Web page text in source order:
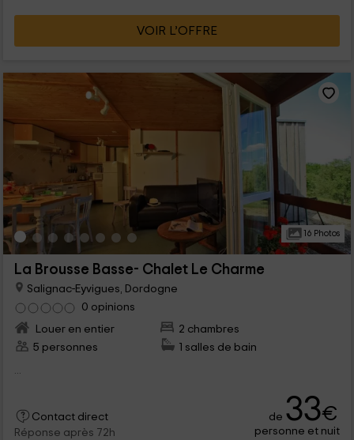
VOIR L’OFFRE
16 Photos
La Brousse Basse- Chalet Le Charme
Salignac-Eyvigues, Dordogne
0 opinions
Louer en entier
2 chambres
5 personnes
1 salles de bain
...
Contact direct
Réponse après 72h
de 33€
personne et nuit